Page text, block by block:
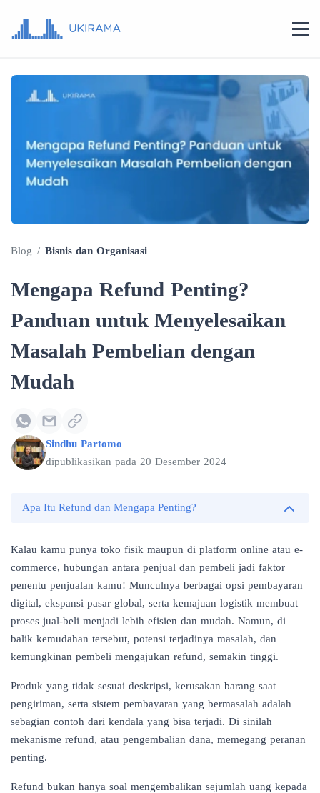
Blog / Bisnis dan Organisasi
Mengapa Refund Penting?
Panduan untuk Menyelesaikan
Masalah Pembelian dengan
Mudah
Sindhu Partomo
dipublikasikan pada 20 Desember 2024
Apa Itu Refund dan Mengapa Penting?
Kalau kamu punya toko fisik maupun di platform online atau e-
commerce, hubungan antara penjual dan pembeli jadi faktor
penentu penjualan kamu! Munculnya berbagai opsi pembayaran
digital, ekspansi pasar global, serta kemajuan logistik membuat
proses jual-beli menjadi lebih efisien dan mudah. Namun, di
balik kemudahan tersebut, potensi terjadinya masalah, dan
kemungkinan pembeli mengajukan refund, semakin tinggi.
Produk yang tidak sesuai deskripsi, kerusakan barang saat
pengiriman, serta sistem pembayaran yang bermasalah adalah
sebagian contoh dari kendala yang bisa terjadi. Di sinilah
mekanisme refund, atau pengembalian dana, memegang peranan
penting.
Refund bukan hanya soal mengembalikan sejumlah uang kepada